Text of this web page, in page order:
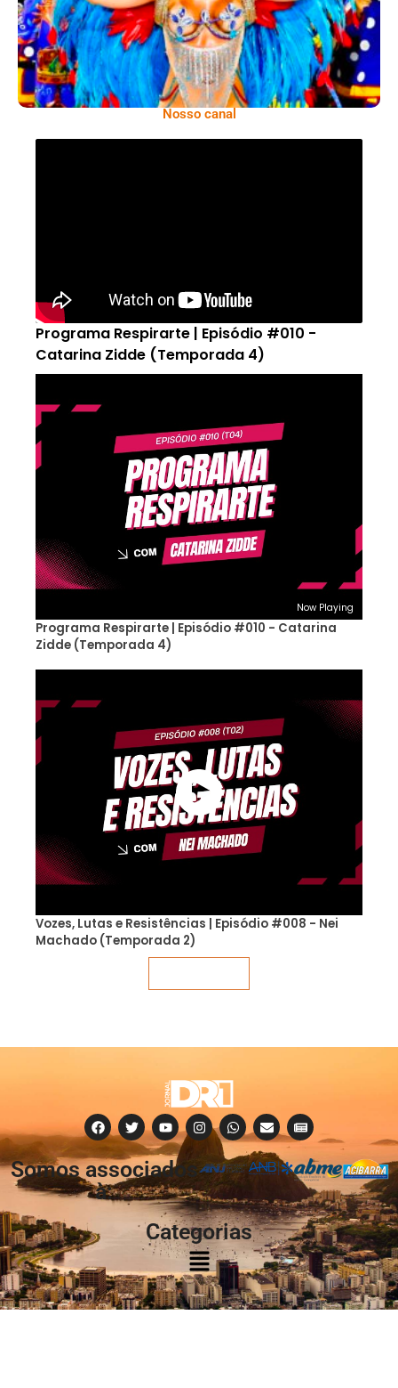
Nosso canal
Programa Respirarte | Episódio #010 -
Catarina Zidde (Temporada 4)
Now Playing
Programa Respirarte | Episódio #010 - Catarina
Zidde (Temporada 4)
Vozes, Lutas e Resistências | Episódio #008 - Nei
Machado (Temporada 2)
Somos associados
à:
Categorias